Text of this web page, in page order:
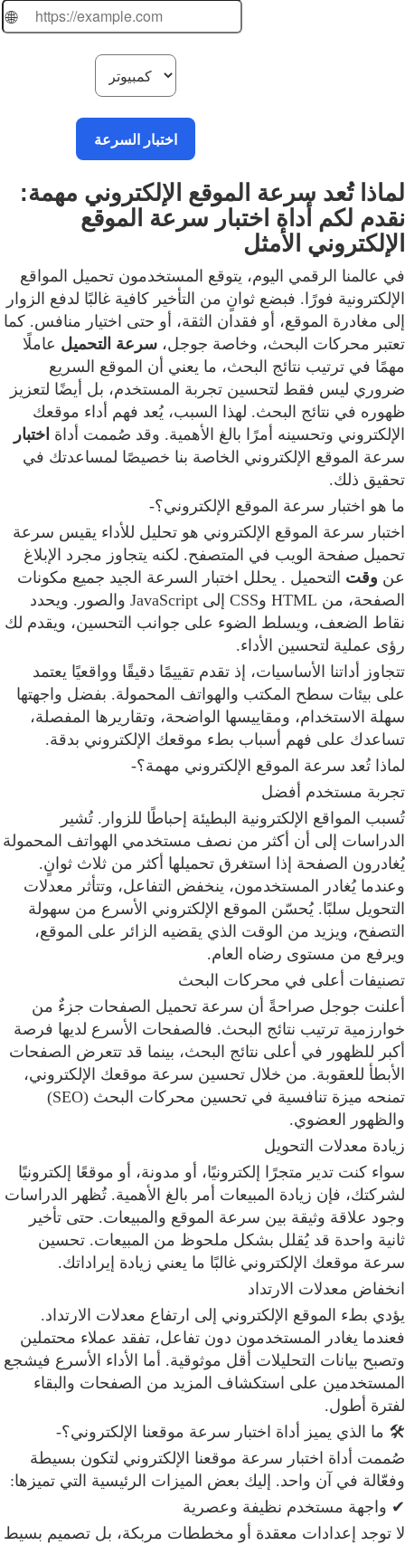
🌐
اختبار السرعة
لماذا تُعد سرعة الموقع الإلكتروني مهمة:
نقدم لكم أداة اختبار سرعة الموقع
الإلكتروني الأمثل
في عالمنا الرقمي اليوم، يتوقع المستخدمون تحميل المواقع
الإلكترونية فورًا. فبضع ثوانٍ من التأخير كافية غالبًا لدفع الزوار
إلى مغادرة الموقع، أو فقدان الثقة، أو حتى اختيار منافس. كما
تعتبر محركات البحث، وخاصة جوجل، سرعة التحميل عاملًا
مهمًا في ترتيب نتائج البحث، ما يعني أن الموقع السريع
ضروري ليس فقط لتحسين تجربة المستخدم، بل أيضًا لتعزيز
ظهوره في نتائج البحث. لهذا السبب، يُعد فهم أداء موقعك
الإلكتروني وتحسينه أمرًا بالغ الأهمية. وقد صُممت أداة اختبار
سرعة الموقع الإلكتروني الخاصة بنا خصيصًا لمساعدتك في
تحقيق ذلك.
ما هو اختبار سرعة الموقع الإلكتروني؟-
اختبار سرعة الموقع الإلكتروني هو تحليل للأداء يقيس سرعة
تحميل صفحة الويب في المتصفح. لكنه يتجاوز مجرد الإبلاغ
عن وقت التحميل . يحلل اختبار السرعة الجيد جميع مكونات
الصفحة، من HTML وCSS إلى JavaScript والصور. ويحدد
نقاط الضعف، ويسلط الضوء على جوانب التحسين، ويقدم لك
رؤى عملية لتحسين الأداء.
تتجاوز أداتنا الأساسيات، إذ تقدم تقييمًا دقيقًا وواقعيًا يعتمد
على بيئات سطح المكتب والهواتف المحمولة. بفضل واجهتها
سهلة الاستخدام، ومقاييسها الواضحة، وتقاريرها المفصلة،
تساعدك على فهم أسباب بطء موقعك الإلكتروني بدقة.
لماذا تُعد سرعة الموقع الإلكتروني مهمة؟-
تجربة مستخدم أفضل
تُسبب المواقع الإلكترونية البطيئة إحباطًا للزوار. تُشير
الدراسات إلى أن أكثر من نصف مستخدمي الهواتف المحمولة
يُغادرون الصفحة إذا استغرق تحميلها أكثر من ثلاث ثوانٍ.
وعندما يُغادر المستخدمون، ينخفض التفاعل، وتتأثر معدلات
التحويل سلبًا. يُحسّن الموقع الإلكتروني الأسرع من سهولة
التصفح، ويزيد من الوقت الذي يقضيه الزائر على الموقع،
ويرفع من مستوى رضاه العام.
تصنيفات أعلى في محركات البحث
أعلنت جوجل صراحةً أن سرعة تحميل الصفحات جزءٌ من
خوارزمية ترتيب نتائج البحث. فالصفحات الأسرع لديها فرصة
أكبر للظهور في أعلى نتائج البحث، بينما قد تتعرض الصفحات
الأبطأ للعقوبة. من خلال تحسين سرعة موقعك الإلكتروني،
تمنحه ميزة تنافسية في تحسين محركات البحث (SEO)
والظهور العضوي.
زيادة معدلات التحويل
سواء كنت تدير متجرًا إلكترونيًا، أو مدونة، أو موقعًا إلكترونيًا
لشركتك، فإن زيادة المبيعات أمر بالغ الأهمية. تُظهر الدراسات
وجود علاقة وثيقة بين سرعة الموقع والمبيعات. حتى تأخير
ثانية واحدة قد يُقلل بشكل ملحوظ من المبيعات. تحسين
سرعة موقعك الإلكتروني غالبًا ما يعني زيادة إيراداتك.
انخفاض معدلات الارتداد
يؤدي بطء الموقع الإلكتروني إلى ارتفاع معدلات الارتداد.
فعندما يغادر المستخدمون دون تفاعل، تفقد عملاء محتملين
وتصبح بيانات التحليلات أقل موثوقية. أما الأداء الأسرع فيشجع
المستخدمين على استكشاف المزيد من الصفحات والبقاء
لفترة أطول.
🛠 ما الذي يميز أداة اختبار سرعة موقعنا الإلكتروني؟-
صُممت أداة اختبار سرعة موقعنا الإلكتروني لتكون بسيطة
وفعّالة في آن واحد. إليك بعض الميزات الرئيسية التي تميزها:
✔ واجهة مستخدم نظيفة وعصرية
لا توجد إعدادات معقدة أو مخططات مربكة، بل تصميم بسيط